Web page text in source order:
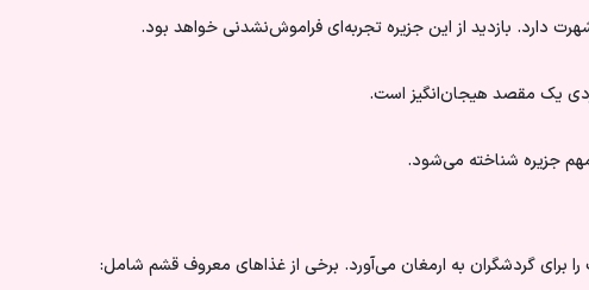
دارد. بازدید از این جزیره تجربه‌ای فراموش‌نشدنی خواهد بود.
یک مقصد هیجان‌انگیز است.
مهم جزیره شناخته می‌شود.
گردشگران به ارمغان می‌آورد. برخی از غذاهای معروف قشم شامل: